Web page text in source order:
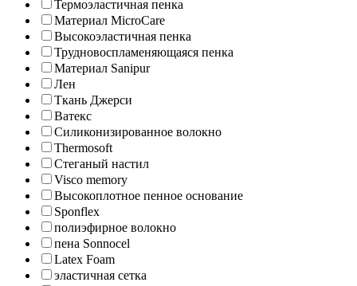
Термоэластичная пенка
Материал MicroCare
Высокоэластичная пенка
Трудновоспламеняющаяся пенка
Материал Sanipur
Лен
Ткань Джерси
Ватекс
Силиконизированное волокно
Thermosoft
Стеганый настил
Visco memory
Высокоплотное пенное основание
Sponflex
полиэфирное волокно
пена Sonnocel
Latex Foam
эластичная сетка